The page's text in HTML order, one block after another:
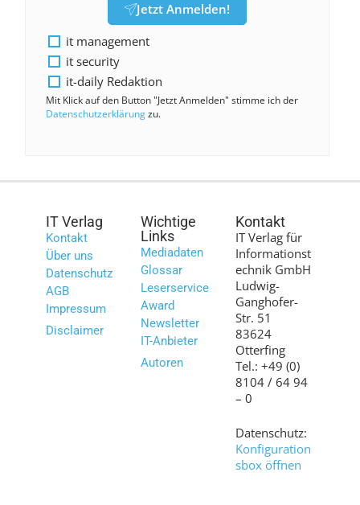
Jetzt Anmelden!
it management
it security
it-daily Redaktion
Mit Klick auf den Button "Jetzt Anmelden" stimme ich der
Datenschutzerklärungzu.
IT Verlag
Kontakt
Über uns
Datenschutz
AGB
Impressum
Disclaimer
Wichtige
Links
Mediadaten
Glossar
Leserservice
Award
Newsletter
IT-Anbieter
Autoren
Kontakt
IT Verlag für
Informationst
echnik GmbH
Ludwig-
Ganghofer-
Str. 51
83624
Otterfing
Tel.: +49 (0)
8104 / 64 94
– 0
Datenschutz:
Konfiguration
sbox öffnen